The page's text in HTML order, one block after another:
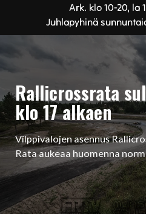
Ark. klo 10-20, la
Juhlapyhinä
Rallicrossrata
klo 17 alkaen
Vilppivalojen asennus
Rata aukeaa huomenna